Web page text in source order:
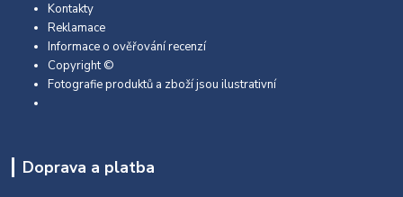
Kontakty
Reklamace
Informace o ověřování recenzí
Copyright ©
Fotografie produktů a zboží jsou ilustrativní
Doprava a platba